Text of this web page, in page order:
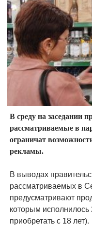
В среду на заседании
рассматриваемые в
ограничат
рекламы.
В выводах
рассматриваемых в
предусматривают
которым исполнилось
приобретать с 18 лет).